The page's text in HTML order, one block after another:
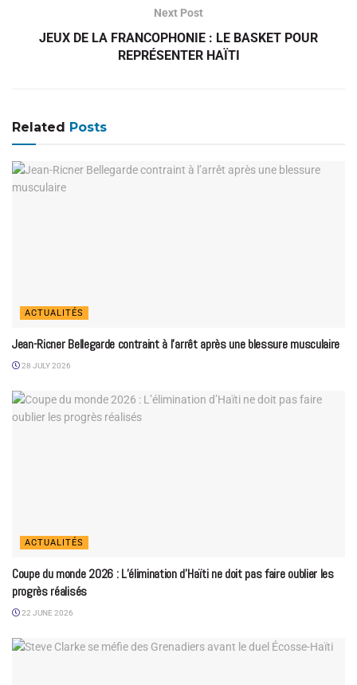
Next Post
JEUX DE LA FRANCOPHONIE : LE BASKET POUR
REPRÉSENTER HAÏTI
Related Posts
ACTUALITÉS
Jean-Ricner Bellegarde contraint à l’arrêt après une blessure musculaire
28 JULY 2026
ACTUALITÉS
Coupe du monde 2026 : L’élimination d’Haïti ne doit pas faire oublier les
progrès réalisés
22 JUNE 2026